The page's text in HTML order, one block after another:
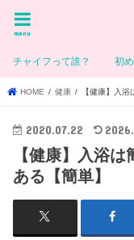
menu
チャイフって誰？ 初
HOME 健康 【健康】入
2020.07.22
【健康】入浴
ある【簡単】